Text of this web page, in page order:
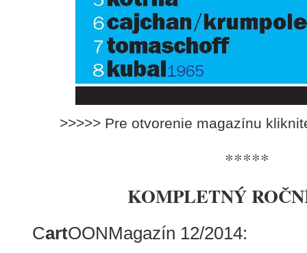
>>>>> Pre otvorenie magazínu
*****
KOMPLETNÝ
CartOONMagazín 12/2014: